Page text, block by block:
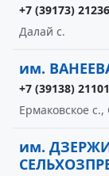
+7 (39173) 21236
Далай с.
им.
+7 (39138) 21101
Ермаковское с.,
им.